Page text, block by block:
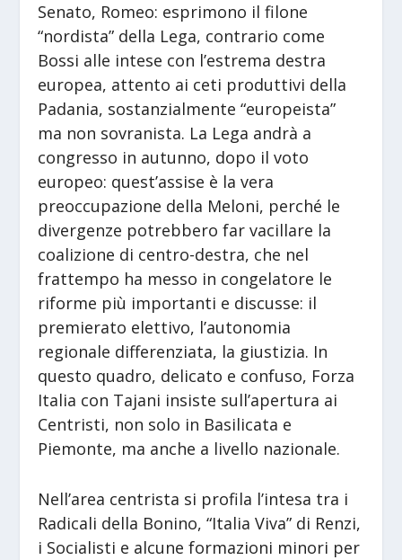
Senato, Romeo: esprimono il filone
“nordista” della Lega, contrario come
Bossi alle intese con l’estrema destra
europea, attento ai ceti produttivi della
Padania, sostanzialmente “europeista”
ma non sovranista. La Lega andrà a
congresso in autunno, dopo il voto
europeo: quest’assise è la vera
preoccupazione della Meloni, perché le
divergenze potrebbero far vacillare la
coalizione di centro-destra, che nel
frattempo ha messo in congelatore le
riforme più importanti e discusse: il
premierato elettivo, l’autonomia
regionale differenziata, la giustizia. In
questo quadro, delicato e confuso, Forza
Italia con Tajani insiste sull’apertura ai
Centristi, non solo in Basilicata e
Piemonte, ma anche a livello nazionale.
Nell’area centrista si profila l’intesa tra i
Radicali della Bonino, “Italia Viva” di Renzi,
i Socialisti e alcune formazioni minori per